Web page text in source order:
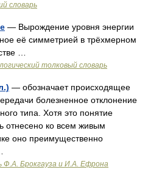
словарь
— Вырождение уровня энергии
её симметрией в трёхмерном
…
толковый словарь
— обозначает происходящее
болезненное отклонение
типа. Хотя это понятие
отнесено ко всем живым
оно преимущественно
Ф.А. Брокгауза и И.А. Ефрона